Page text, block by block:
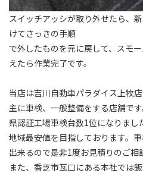
スイッチアッシが取り外せたら、
けてさっきの手順
で外したものを元に戻して、スモ
えたら作業完了です。
当店は吉川自動車パラダイス上牧店
主に車検、一般整備をする店舗で
県認証工場車検台数1位になりまし
地域最安値を目指しております。
出来るので是非1度お見積りのご相
また、香芝市瓦口にある本社では鈑